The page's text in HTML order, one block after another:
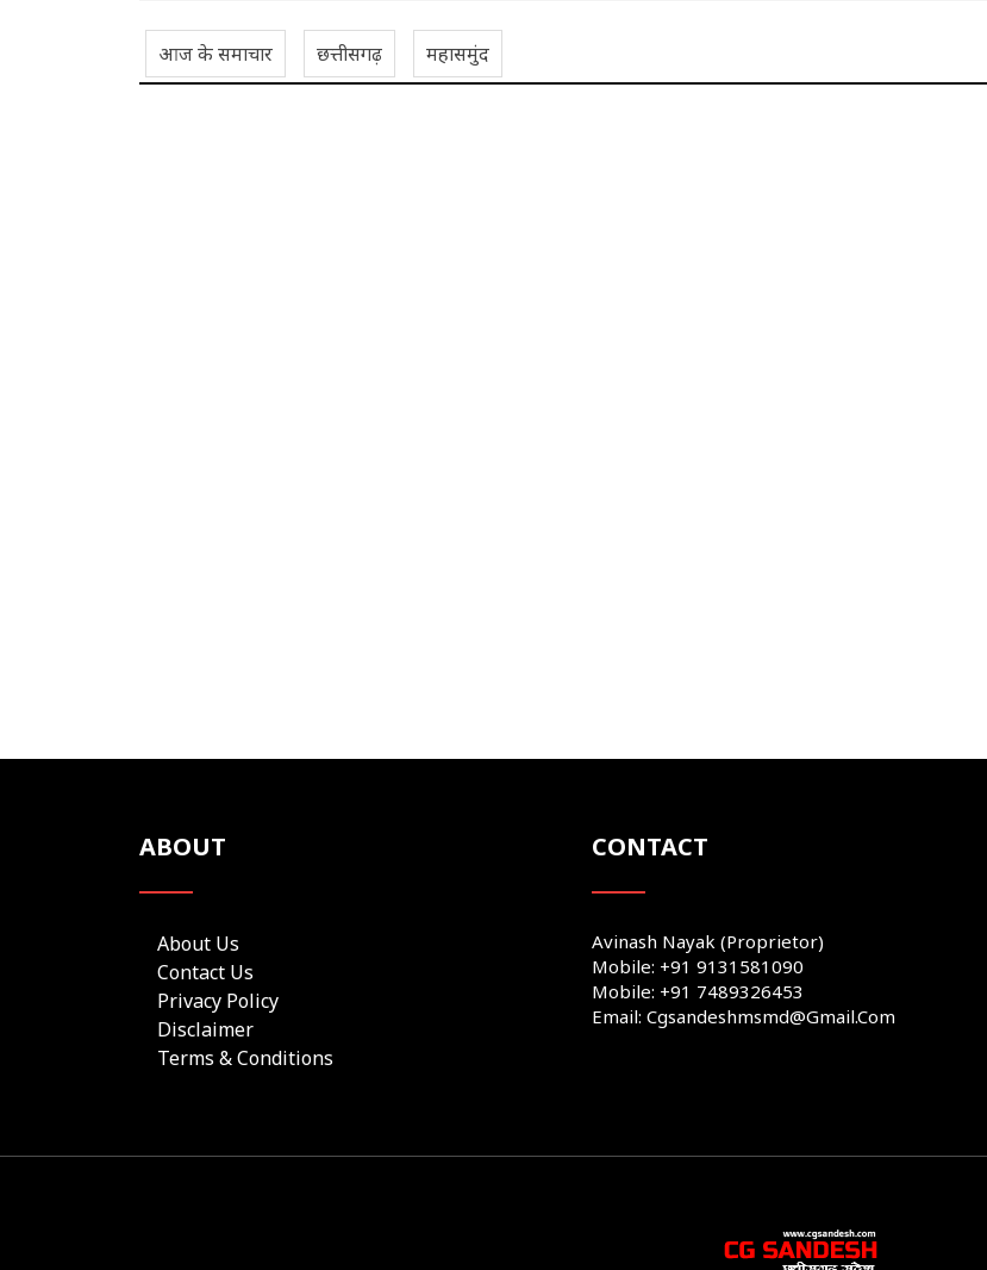
आज के समाचार छत्तीसगढ़ महासमुंद
ABOUT
About Us
Contact Us
Privacy Policy
Disclaimer
Terms & Conditions
CONTACT
Avinash Nayak (Proprietor)
Mobile: +91 9131581090
Mobile: +91 7489326453
Email: Cgsandeshmsmd@gmail.com